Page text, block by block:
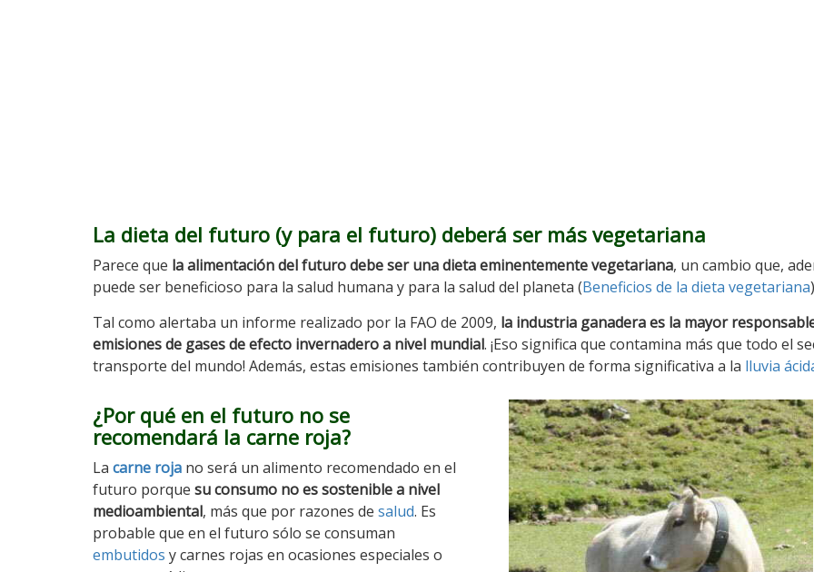
La dieta del futuro (y para el futuro) deberá ser más vegetariana
Parece que la alimentación del futuro debe ser una dieta eminentemente vegetariana, un cambio que,
puede ser beneficioso para la salud humana y para la salud del planeta (Beneficios de la dieta vegetariana
Tal como alertaba un informe realizado por la FAO de 2009, la industria ganadera es la mayor
emisiones de gases de efecto invernadero a nivel mundial. ¡Eso significa que contamina más que todo el
transporte del mundo! Además, estas emisiones también contribuyen de forma significativa a la lluvia
¿Por qué en el futuro no se
recomendará la carne roja?
La carne roja no será un alimento recomendado en el
futuro porque su consumo no es sostenible a nivel
medioambiental, más que por razones de salud. Es
probable que en el futuro sólo se consuman
embutidos y carnes rojas en ocasiones especiales o